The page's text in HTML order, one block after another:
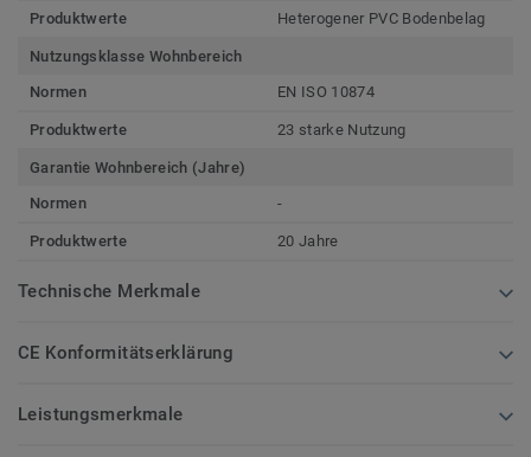
Produktwerte Heterogener PVC Bodenbelag
Nutzungsklasse Wohnbereich
Normen
EN ISO 10874
Produktwerte 23 starke Nutzung
Garantie Wohnbereich (Jahre)
Normen
-
Produktwerte 20 Jahre
Technische Merkmale
CE Konformitätserklärung
Leistungsmerkmale